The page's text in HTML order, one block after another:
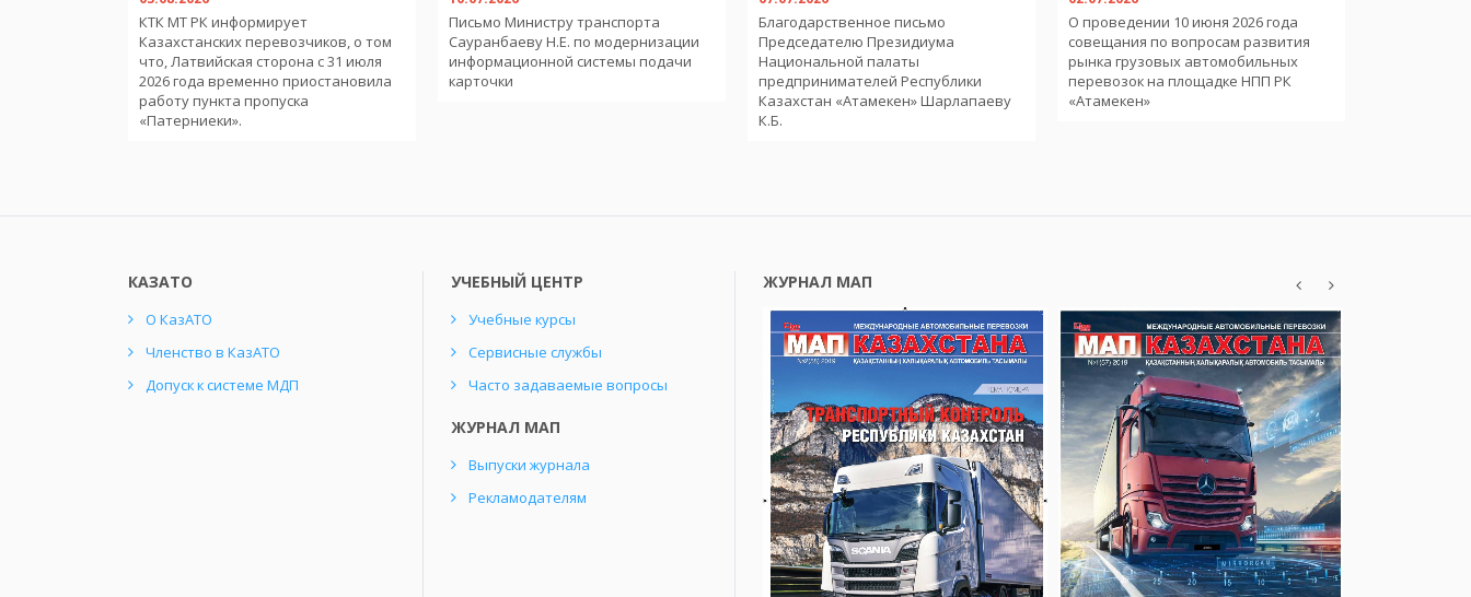
КТК МТ РК информирует
Казахстанских перевозчиков, о том
что, Латвийская сторона с 31 июля
2026 года временно приостановила
работу пункта пропуска
«Патерниеки».
Письмо Министру транспорта
Сауранбаеву Н.Е. по модернизации
информационной системы подачи
карточки
Благодарственное письмо
Председателю Президиума
Национальной палаты
предпринимателей Республики
Казахстан «Атамекен» Шарлапаеву
К.Б.
О проведении 10 июня 2026 года
совещания по вопросам развития
рынка грузовых автомобильных
перевозок на площадке НПП РК
«Атамекен»
КАЗАТО
О КазАТО
Членство в КазАТО
Допуск к системе МДП
УЧЕБНЫЙ ЦЕНТР
Учебные курсы
Сервисные службы
Часто задаваемые вопросы
ЖУРНАЛ МАП
Выпуски журнала
Рекламодателям
ЖУРНАЛ МАП